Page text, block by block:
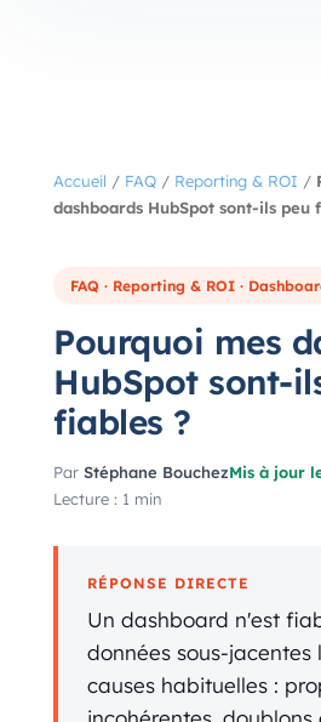
Accueil / FAQ / Reporting & ROI /
dashboards HubSpot sont-ils peu
FAQ · Reporting & ROI ·
Pourquoi mes
HubSpot sont-
fiables ?
Par Stéphane BouchezMis à jour
Lecture : 1 min
RÉPONSE DIRECTE
Un dashboard n'est
données sous-jacentes
causes habituelles :